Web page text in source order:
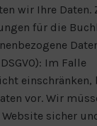
wir Ihre Daten.
für die
Im Falle
einschränken,
vor. Wir
sicher